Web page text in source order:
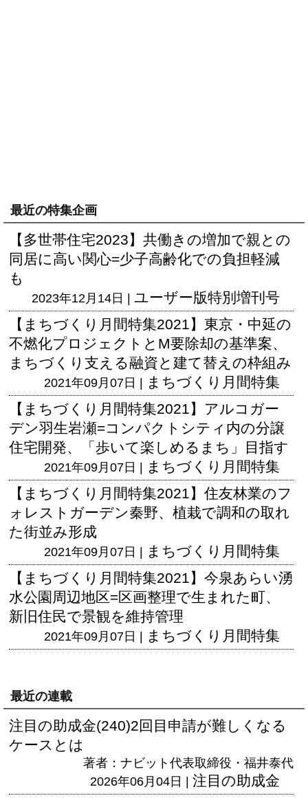
最近の特集企画
【多世帯住宅2023】共働きの増加で親との
同居に高い関心=少子高齢化での負担軽減
も
2023年12月14日 | ユーザー版特別増刊号
【まちづくり月間特集2021】東京・中延の
不燃化プロジェクトとM要除却の基準案、
まちづくり支える融資と建て替えの枠組み
2021年09月07日 | まちづくり月間特集
【まちづくり月間特集2021】アルコガー
デン羽生岩瀬=コンパクトシティ内の分譲
住宅開発、「歩いて楽しめるまち」目指す
2021年09月07日 | まちづくり月間特集
【まちづくり月間特集2021】住友林業のフ
ォレストガーデン秦野、植栽で調和の取れ
た街並み形成
2021年09月07日 | まちづくり月間特集
【まちづくり月間特集2021】今泉あらい湧
水公園周辺地区=区画整理で生まれた町、
新旧住民で景観を維持管理
2021年09月07日 | まちづくり月間特集
最近の連載
注目の助成金(240)2回目申請が難しくなる
ケースとは
著者：ナビット代表取締役・福井泰代
2026年06月04日 | 注目の助成金